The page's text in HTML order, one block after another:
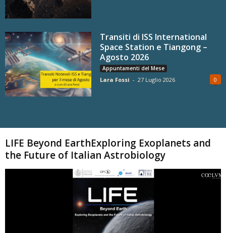
Transiti di ISS International
Space Station e Tiangong –
Agosto 2026
Appuntamenti del Mese
Lara Fossi - 27 Luglio 2026 0
LIFE Beyond EarthExploring Exoplanets and
the Future of Italian Astrobiology